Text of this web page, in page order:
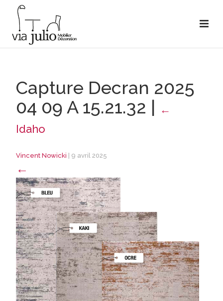
Capture Decran 2025
04 09 A 15.21.32 | ←
Idaho
Vincent Nowicki 9 avril 2025
←